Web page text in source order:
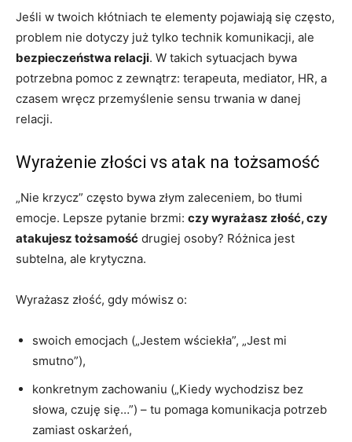
Jeśli w twoich kłótniach te elementy pojawiają się często,
problem nie dotyczy już tylko technik komunikacji, ale
bezpieczeństwa relacji. W takich sytuacjach bywa
potrzebna pomoc z zewnątrz: terapeuta, mediator, HR, a
czasem wręcz przemyślenie sensu trwania w danej
relacji.
Wyrażenie złości vs atak na tożsamość
„Nie krzycz” często bywa złym zaleceniem, bo tłumi
emocje. Lepsze pytanie brzmi: czy wyrażasz złość, czy
atakujesz tożsamość drugiej osoby? Różnica jest
subtelna, ale krytyczna.
Wyrażasz złość, gdy mówisz o:
swoich emocjach („Jestem wściekła”, „Jest mi
smutno”),
konkretnym zachowaniu („Kiedy wychodzisz bez
słowa, czuję się…”) – tu pomaga komunikacja potrzeb
zamiast oskarżeń,